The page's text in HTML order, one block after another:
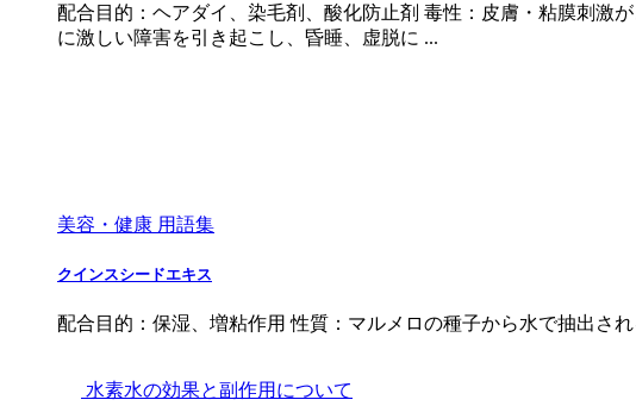
配合目的：ヘアダイ、染毛剤、酸化防止剤 毒性：皮膚・粘膜刺激
に激しい障害を引き起こし、昏睡、虚脱に ...
美容・健康 用語集
クインスシードエキス
配合目的：保湿、増粘作用 性質：マルメロの種子から水で抽出さ
水素水の効果と副作用について